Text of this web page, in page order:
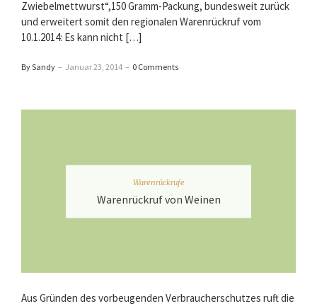
Zwiebelmettwurst“,150 Gramm-Packung, bundesweit zurück
und erweitert somit den regionalen Warenrückruf vom
10.1.2014: Es kann nicht […]
By Sandy – Januar 23, 2014 – 0 Comments
Warenrückrufe
Warenrückruf von Weinen
Aus Gründen des vorbeugenden Verbraucherschutzes ruft die